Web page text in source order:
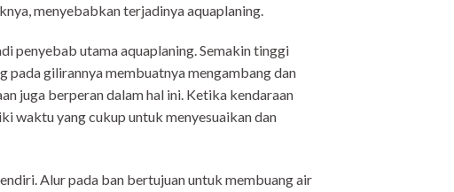
menyebabkan terjadinya aquaplaning.
penyebab utama aquaplaning. Semakin tinggi
pada gilirannya membuatnya mengambang dan
juga berperan dalam hal ini. Ketika kendaraan
waktu yang cukup untuk menyesuaikan dan
Alur pada ban bertujuan untuk membuang air